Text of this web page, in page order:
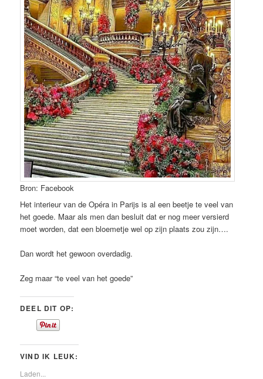
Bron: Facebook
Het interieur van de Opéra in Parijs is al een beetje te veel van
het goede. Maar als men dan besluit dat er nog meer versierd
moet worden, dat een bloemetje wel op zijn plaats zou zijn….
Dan wordt het gewoon overdadig.
Zeg maar “te veel van het goede”
DEEL DIT OP:
VIND IK LEUK:
Laden...